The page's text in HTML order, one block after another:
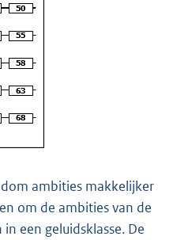
ambities makkelijker
om de ambities van de
een geluidsklasse. De